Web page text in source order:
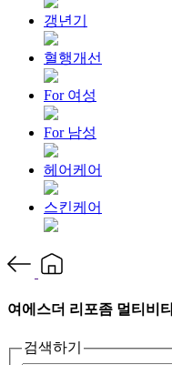
갱년기
혈행개선
For 여성
For 남성
헤어케어
스킨케어
여에스더 리포좀 멀티비
검색하기